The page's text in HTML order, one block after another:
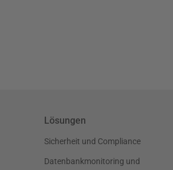
Lösungen
Sicherheit und Compliance
Datenbankmonitoring und